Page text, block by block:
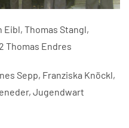
Thomas Stangl,
Thomas Endres
Sepp, Franziska Knöckl,
Jugendwart